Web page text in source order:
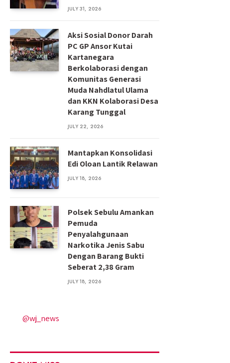
JULY 31, 2026
Aksi Sosial Donor Darah
PC GP Ansor Kutai
Kartanegara
Berkolaborasi dengan
Komunitas Generasi
Muda Nahdlatul Ulama
dan KKN Kolaborasi Desa
Karang Tunggal
JULY 22, 2026
Mantapkan Konsolidasi
Edi Oloan Lantik Relawan
JULY 18, 2026
Polsek Sebulu Amankan
Pemuda
Penyalahgunaan
Narkotika Jenis Sabu
Dengan Barang Bukti
Seberat 2,38 Gram
JULY 18, 2026
@wj_news